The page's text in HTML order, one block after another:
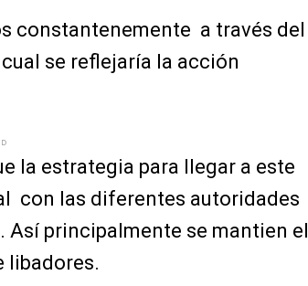
constantenemente a través del
se reflejaría la acción
la estrategia para llegar a este
con las diferentes autoridades
Así principalmente se mantien el
libadores.